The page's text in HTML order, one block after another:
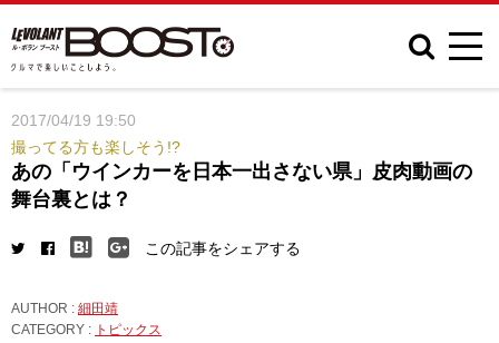
2017/04/19 19:50
撮ってる方も楽しそう!?
あの「ウインカーを日本一出さない県」皮肉動画の
舞台裏とは？
この記事をシェアする
AUTHOR : 細田靖
CATEGORY : トピックス